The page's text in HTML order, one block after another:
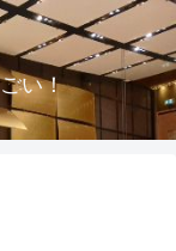
い！